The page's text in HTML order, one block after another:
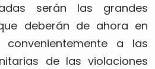
serán las grandes
deberán de ahora en
convenientemente a las
de las violaciones